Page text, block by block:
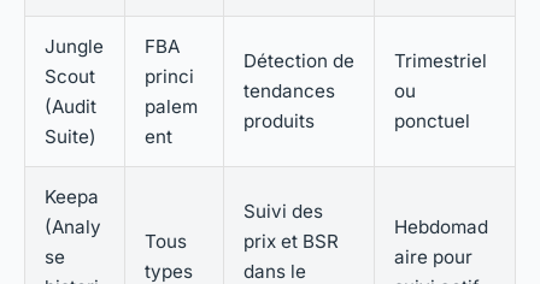
Jungle
Scout
(Audit
Suite)
FBA
princi
palem
ent
Détection de
tendances
produits
Trimestriel
ou
ponctuel
Keepa
(Analy
se
Tous
types
Suivi des
prix et BSR
dans le
Hebdomad
aire pour